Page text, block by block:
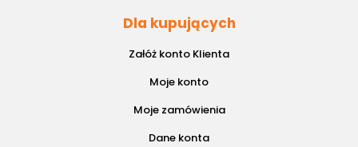
Dla kupujących
Załóż konto Klienta
Moje konto
Moje zamówienia
Dane konta